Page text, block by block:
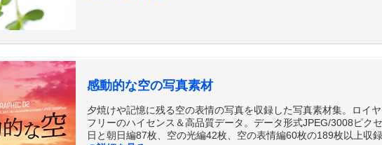
感動的な空の写真素材
夕焼けや記憶に残る空の表情の写真を収録した写真素材集。ロイヤ
フリーのハイセンス＆高品質データ。データ形式JPEG/3008ピク
日と朝日編87枚、空の光編42枚、空の表情編60枚の189枚以上収録